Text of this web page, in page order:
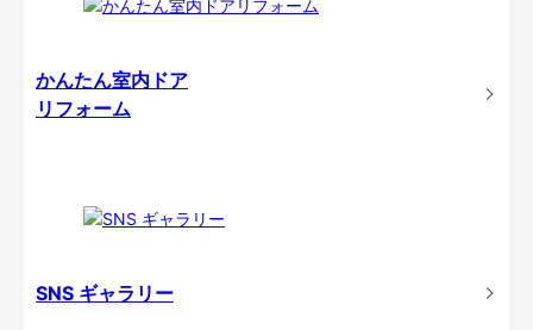
かんたん室内ドア
リフォーム
SNS ギャラリー